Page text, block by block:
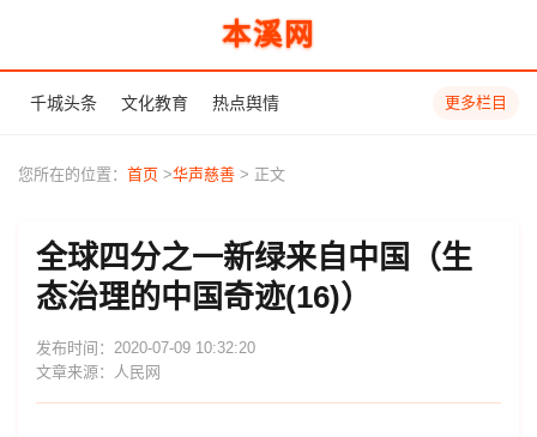
本溪网
千城头条 文化教育 热点舆情 更多栏目
您所在的位置： 首页 >华声慈善 > 正文
全球四分之一新绿来自中国（生
态治理的中国奇迹(16)）
发布时间：2020-07-09 10:32:20
文章来源：人民网